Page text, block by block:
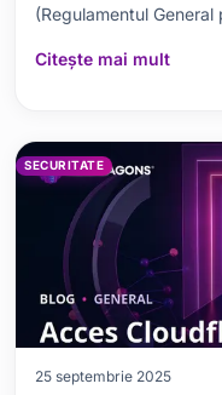
(Regulamentul
Pornind de la definiția
Citește mai mult
SECURITATE
25 septembrie 2025